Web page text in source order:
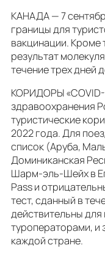
КАНАДА — 7
границы для
вакцинации. Кроме
результат
течение трех дней
КОРИДОРЫ «COVID-
здравоохранения
туристические
2022 года. Для
список (Аруба,
Доминиканская
Шарм-эль-Шейх в
Pass и
тест, сданный в
действительны
туроператорами, и
каждой стране.